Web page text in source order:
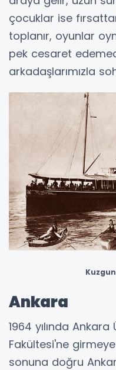
çocuklar ise
toplanır, oyunlar
pek cesaret
arkadaşlarımızla
Ankara
1964 yılında
Fakültesi'ne girmeye
sonuna doğru